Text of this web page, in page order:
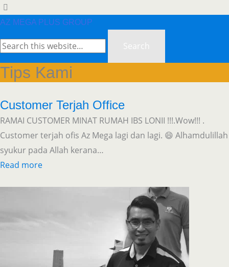
AZ MEGA PLUS GROUP
Tips Kami
Customer Terjah Office
RAMAI CUSTOMER MINAT RUMAH IBS LONII !!!.Wow!!! .
Customer terjah ofis Az Mega lagi dan lagi. 😄 Alhamdulillah
syukur pada Allah kerana…
Read more